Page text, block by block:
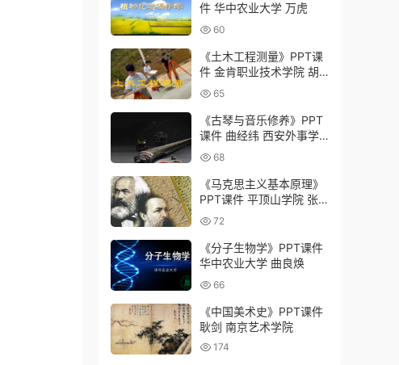
件 华中农业大学 万虎
60
《土木工程测量》PPT课
件 金肯职业技术学院 胡
颖 65
《古琴与音乐修养》PPT
课件 曲经纬 西安外事学
院 68
《马克思主义基本原理》
PPT课件 平顶山学院 张
建林
72
《分子生物学》PPT课件
华中农业大学 曲良焕
66
《中国美术史》PPT课件
耿剑 南京艺术学院
174